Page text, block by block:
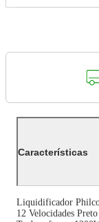
Características
Liquidificador
12 Velocidades